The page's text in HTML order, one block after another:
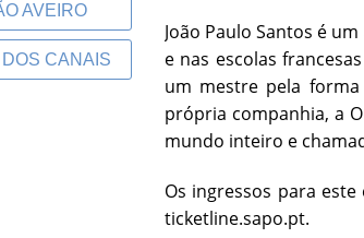
AVEIRO
CANAIS
João Paulo Santos é
e nas escolas
um mestre pela
própria companhia, a
mundo inteiro e
Os ingressos para
ticketline.sapo.pt.